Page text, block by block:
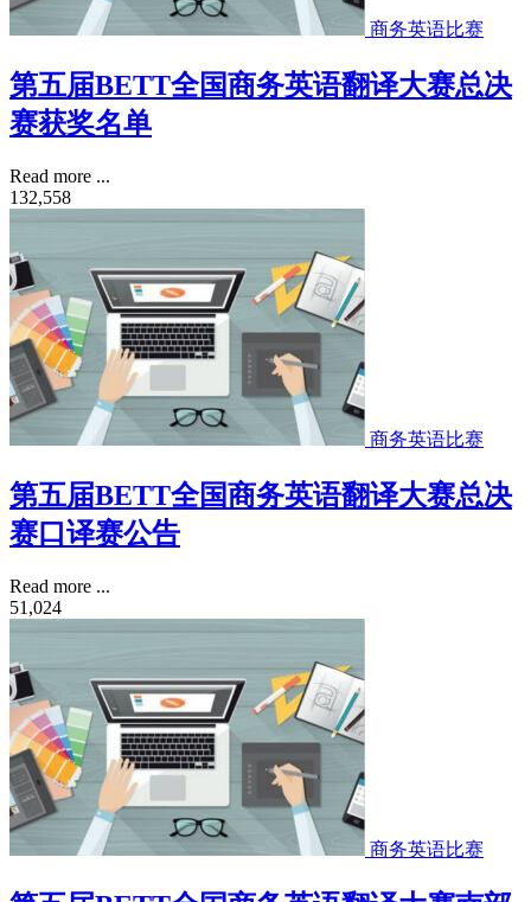
商务英语比赛
第五届BETT全国商务英语翻译大赛总决
赛获奖名单
Read more ...
132,558
商务英语比赛
第五届BETT全国商务英语翻译大赛总决
赛口译赛公告
Read more ...
51,024
商务英语比赛